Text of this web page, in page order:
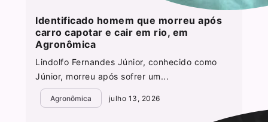
Identificado homem que morreu após
carro capotar e cair em rio, em
Agronômica
Lindolfo Fernandes Júnior, conhecido como
Júnior, morreu após sofrer um...
Agronômica julho 13, 2026